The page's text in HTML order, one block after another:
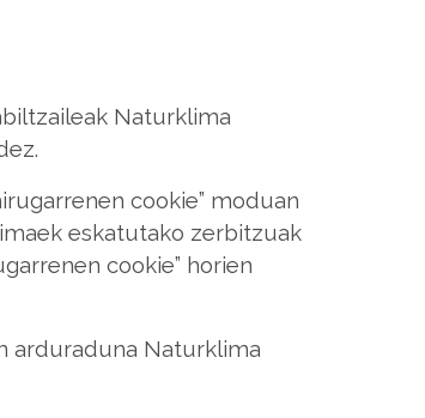
Naturklima
cookie” moduan
eskatutako zerbitzuak
cookie” horien
arduraduna Naturklima